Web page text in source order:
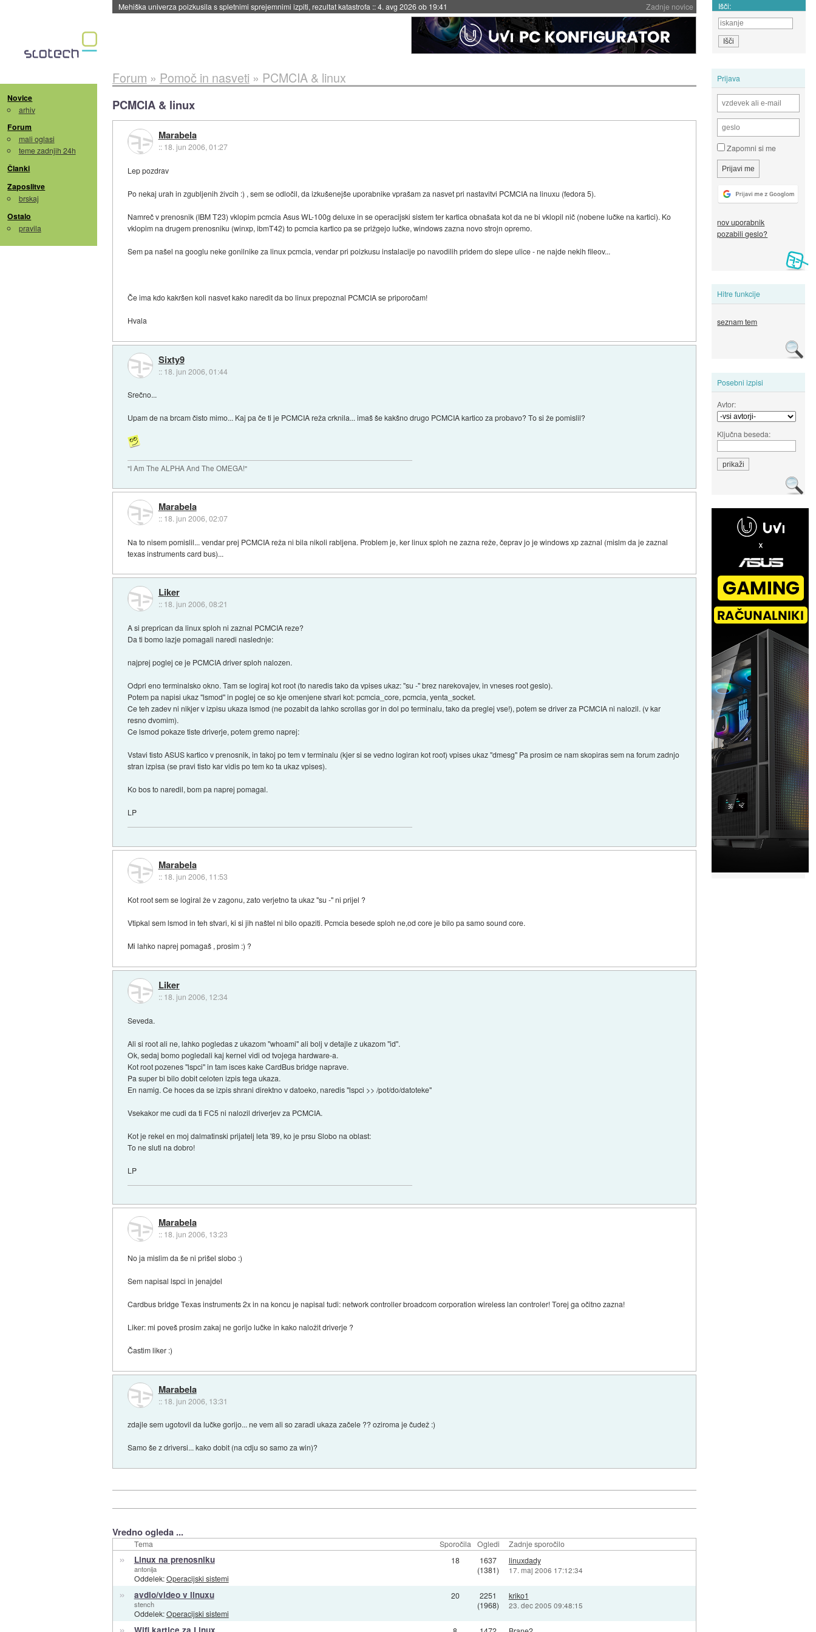
Zadnje novice
Mehiška univerza poizkusila s spletnimi sprejemnimi izpiti, rezultat katastrofa ::4. avg 2026 ob 19:41 Išči:
Novice
arhiv
Forum
mali oglasi
teme zadnjih 24h
Članki
Zaposlitve
brskaj
Ostalo
pravila
Prijava
Zapomni si me
nov uporabnik
pozabili geslo?
Hitre funkcije
seznam tem
Posebni izpisi
Avtor:
Ključna beseda:
Forum » Pomoč in nasveti » PCMCIA & linux
PCMCIA & linux
Marabela
:: 18. jun 2006, 01:27
Lep pozdrav
Po nekaj urah in zgubljenih živcih :) , sem se odločil, da izkušenejše uporabnike vprašam za nasvet pri nastavitvi PCMCIA na linuxu (fedora 5).
Namreč v prenosnik (IBM T23) vklopim pcmcia Asus WL-100g deluxe in se operacijski sistem ter kartica obnašata kot da ne bi vklopil nič (nobene lučke na kartici). Ko
vklopim na drugem prenosniku (winxp, ibmT42) to pcmcia kartico pa se prižgejo lučke, windows zazna novo strojn opremo.
Sem pa našel na googlu neke gonilnike za linux pcmcia, vendar pri poizkusu instalacije po navodilih pridem do slepe ulice - ne najde nekih fileov...
Če ima kdo kakršen koli nasvet kako naredit da bo linux prepoznal PCMCIA se priporočam!
Hvala
Sixty9
:: 18. jun 2006, 01:44
Srečno...
Upam de na brcam čisto mimo... Kaj pa če ti je PCMCIA reža crknila... imaš še kakšno drugo PCMCIA kartico za probavo? To si že pomislil?
"I Am The ALPHA And The OMEGA!"
Marabela
:: 18. jun 2006, 02:07
Na to nisem pomislil... vendar prej PCMCIA reža ni bila nikoli rabljena. Problem je, ker linux sploh ne zazna reže, čeprav jo je windows xp zaznal (mislm da je zaznal
texas instruments card bus)...
Liker
:: 18. jun 2006, 08:21
A si preprican da linux sploh ni zaznal PCMCIA reze?
Da ti bomo lazje pomagali naredi naslednje:
najprej poglej ce je PCMCIA driver sploh nalozen.
Odpri eno terminalsko okno. Tam se logiraj kot root (to naredis tako da vpises ukaz: "su -" brez narekovajev, in vneses root geslo).
Potem pa napisi ukaz "lsmod" in poglej ce so kje omenjene stvari kot: pcmcia_core, pcmcia, yenta_socket.
Ce teh zadev ni nikjer v izpisu ukaza lsmod (ne pozabit da lahko scrollas gor in dol po terminalu, tako da preglej vse!), potem se driver za PCMCIA ni nalozil. (v kar
resno dvomim).
Ce lsmod pokaze tiste driverje, potem gremo naprej:
Vstavi tisto ASUS kartico v prenosnik, in takoj po tem v terminalu (kjer si se vedno logiran kot root) vpises ukaz "dmesg" Pa prosim ce nam skopiras sem na forum zadnjo
stran izpisa (se pravi tisto kar vidis po tem ko ta ukaz vpises).
Ko bos to naredil, bom pa naprej pomagal.
LP
Marabela
:: 18. jun 2006, 11:53
Kot root sem se logiral že v zagonu, zato verjetno ta ukaz "su -" ni prijel ?
Vtipkal sem lsmod in teh stvari, ki si jih naštel ni bilo opaziti. Pcmcia besede sploh ne,od core je bilo pa samo sound core.
Mi lahko naprej pomagaš , prosim :) ?
Liker
:: 18. jun 2006, 12:34
Seveda.
Ali si root ali ne, lahko pogledas z ukazom "whoami" ali bolj v detajle z ukazom "id".
Ok, sedaj bomo pogledali kaj kernel vidi od tvojega hardware-a.
Kot root pozenes "lspci" in tam isces kake CardBus bridge naprave.
Pa super bi bilo dobit celoten izpis tega ukaza.
En namig. Ce hoces da se izpis shrani direktno v datoeko, naredis "lspci >> /pot/do/datoteke"
Vsekakor me cudi da ti FC5 ni nalozil driverjev za PCMCIA.
Kot je rekel en moj dalmatinski prijatelj leta '89, ko je prsu Slobo na oblast:
To ne sluti na dobro!
LP
Marabela
:: 18. jun 2006, 13:23
No ja mislim da še ni prišel slobo :)
Sem napisal lspci in jenajdel
Cardbus bridge Texas instruments 2x in na koncu je napisal tudi: network controller broadcom corporation wireless lan controler! Torej ga očitno zazna!
Liker: mi poveš prosim zakaj ne gorijo lučke in kako naložit driverje ?
Častim liker :)
Marabela
:: 18. jun 2006, 13:31
zdajle sem ugotovil da lučke gorijo... ne vem ali so zaradi ukaza začele ?? oziroma je čudež :)
Samo še z driversi... kako dobit (na cdju so samo za win)?
Vredno ogleda ...
Tema Sporočila Ogledi Zadnje sporočilo
» Linux na prenosniku
antonija
Oddelek:Operacijski sistemi
18
1637
(1381)
linuxdady
17. maj 2006 17:12:34
» avdio/video v linuxu
stench
Oddelek:Operacijski sistemi
20
2251
(1968)
kriko1
23. dec 2005 09:48:15